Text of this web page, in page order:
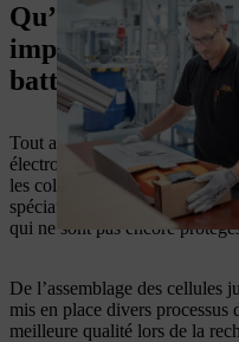
Qu’est-ce qui est
important dans la
batteries ?
Tout au long de la fabrication
électrostatiques représentent
les collaborateurs portent des
spéciaux pour protéger
qui ne sont pas encore
De l’assemblage des cellules
mis en place divers processus
meilleure qualité lors de la